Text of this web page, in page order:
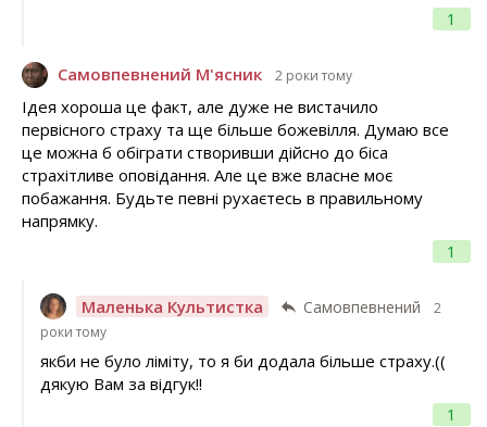
1
Самовпевнений М'ясник 2 роки тому
1
Ідея хороша це факт, але дуже не вистачило
первісного страху та ще більше божевілля. Думаю все
це можна б обіграти створивши дійсно до біса
страхітливе оповідання. Але це вже власне моє
побажання. Будьте певні рухаєтесь в правильному
напрямку.
Маленька Культистка Самовпевнений
2
роки тому
1
якби не було ліміту, то я би додала більше страху.((
дякую Вам за відгук!!